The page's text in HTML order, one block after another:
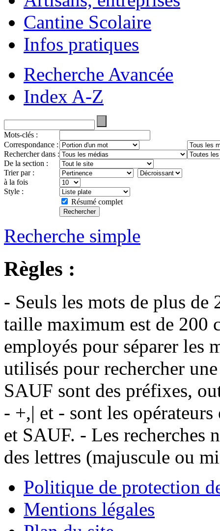
Cantine Scolaire
Infos pratiques
Recherche Avancée
Index A-Z
Mots-clés :
Correspondance :
Rechercher dans :
De la section :
Trier par :
à la fois
Style :
Résumé complet
Recherche simple
Règles :
- Seuls les mots de plus de
taille maximum est de 200
employés pour séparer les
utilisés pour rechercher
SAUF sont des préfixes,
- +,| et - sont les
et SAUF. - Les recherches
des lettres (majuscule ou
Politique de protection
Mentions légales